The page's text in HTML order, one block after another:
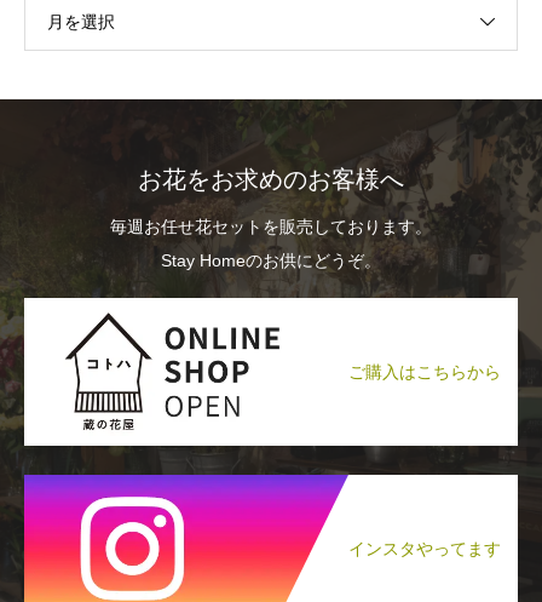
月を選択
お花をお求めのお客様へ
毎週お任せ花セットを販売しております。
Stay Homeのお供にどうぞ。
ご購入はこちらから
インスタやってます